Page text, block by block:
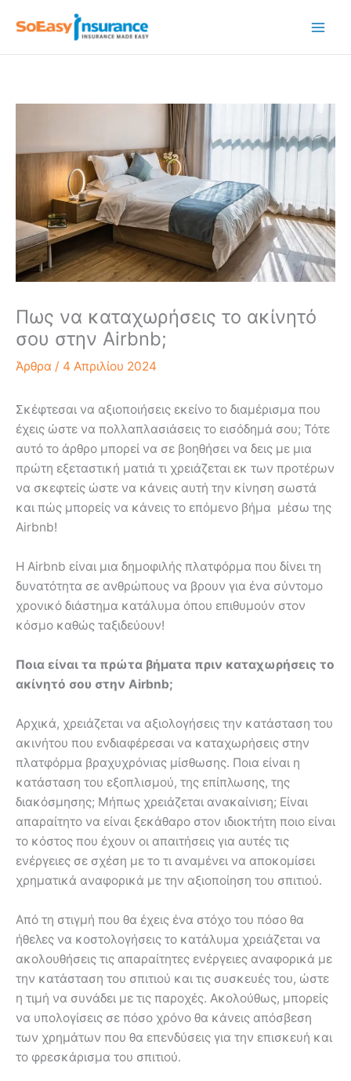
στο
Πως να καταχωρήσεις το ακίνητό
σου στην Airbnb;
Άρθρα / 4 Απριλίου 2024
Σκέφτεσαι να αξιοποιήσεις εκείνο το διαμέρισμα που
έχεις ώστε να πολλαπλασιάσεις το εισόδημά σου; Τότε
αυτό το άρθρο μπορεί να σε βοηθήσει να δεις με μια
πρώτη εξεταστική ματιά τι χρειάζεται εκ των προτέρων
να σκεφτείς ώστε να κάνεις αυτή την κίνηση σωστά
και πώς μπορείς να κάνεις το επόμενο βήμα μέσω της
Airbnb!
Η Airbnb είναι μια δημοφιλής πλατφόρμα που δίνει τη
δυνατότητα σε ανθρώπους να βρουν για ένα σύντομο
χρονικό διάστημα κατάλυμα όπου επιθυμούν στον
κόσμο καθώς ταξιδεύουν!
Ποια είναι τα πρώτα βήματα πριν καταχωρήσεις το
ακίνητό σου στην Airbnb;
Αρχικά, χρειάζεται να αξιολογήσεις την κατάσταση του
ακινήτου που ενδιαφέρεσαι να καταχωρήσεις στην
πλατφόρμα βραχυχρόνιας μίσθωσης. Ποια είναι η
κατάσταση του εξοπλισμού, της επίπλωσης, της
διακόσμησης; Μήπως χρειάζεται ανακαίνιση; Είναι
απαραίτητο να είναι ξεκάθαρο στον ιδιοκτήτη ποιο είναι
το κόστος που έχουν οι απαιτήσεις για αυτές τις
ενέργειες σε σχέση με το τι αναμένει να αποκομίσει
χρηματικά αναφορικά με την αξιοποίηση του σπιτιού.
Από τη στιγμή που θα έχεις ένα στόχο του πόσο θα
ήθελες να κοστολογήσεις το κατάλυμα χρειάζεται να
ακολουθήσεις τις απαραίτητες ενέργειες αναφορικά με
την κατάσταση του σπιτιού και τις συσκευές του, ώστε
η τιμή να συνάδει με τις παροχές. Ακολούθως, μπορείς
να υπολογίσεις σε πόσο χρόνο θα κάνεις απόσβεση
των χρημάτων που θα επενδύσεις για την επισκευή και
το φρεσκάρισμα του σπιτιού.